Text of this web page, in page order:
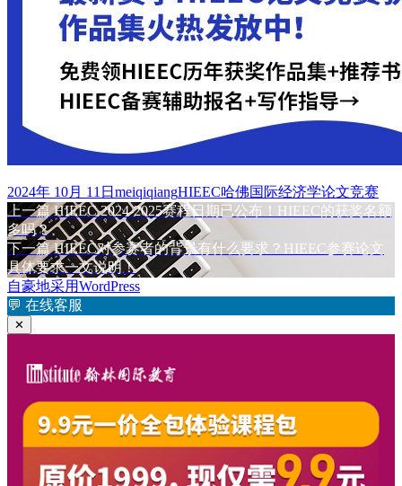
发
布
于
2024年 10月 11日 作
者
meiqiqiang标
签
HIEEC哈佛国际经济学论文竞赛
文
章
导
航
上一篇上
篇
文
章：
HIEEC 2024-2025赛程日期已公布！HIEEC的获奖名额
多吗？
下一篇下
篇
文
章：
HIEEC对参赛者的背景有什么要求？HIEEC参赛论文
具体要求一文说明！
自豪地采用WordPress
💬 在线客服
✕